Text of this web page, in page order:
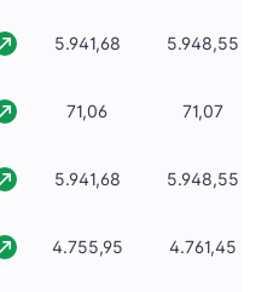
5.941,68 5.948,55
71,06 71,07
5.941,68 5.948,55
4.755,95 4.761,45